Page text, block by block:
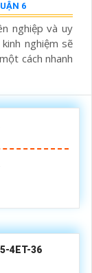
6
nghiệp và uy
nghiệm sẽ
cách nhanh
4ET-36